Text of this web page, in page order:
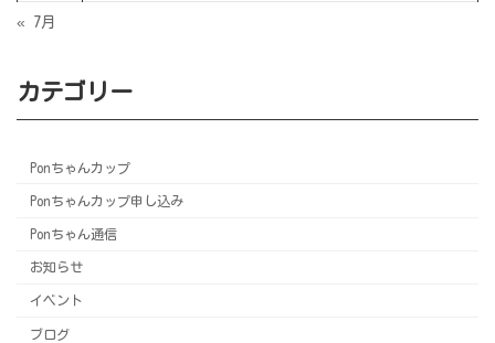
« 7月
カテゴリー
Ponちゃんカップ
Ponちゃんカップ申し込み
Ponちゃん通信
お知らせ
イベント
ブログ